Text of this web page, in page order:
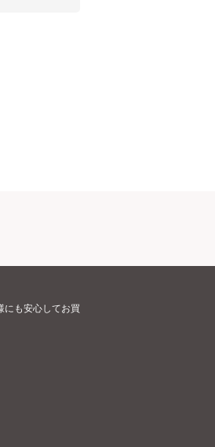
にも安心してお買